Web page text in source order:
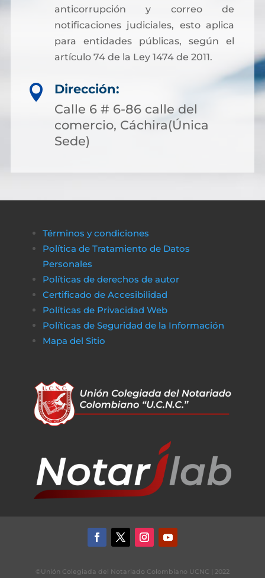
anticorrupción y correo de
notificaciones judiciales, esto aplica
para entidades públicas, según el
artículo 74 de la Ley 1474 de 2011.

Dirección:
Calle 6 # 6-86 calle del
comercio, Cáchira(Única
Sede)
Términos y condiciones
Política de Tratamiento de Datos
Personales
Políticas de derechos de autor
Certificado de Accesibilidad
Políticas de Privacidad Web
Políticas de Seguridad de la Información
Mapa del Sitio
©Unión Colegiada del Notariado Colombiano UCNC | 2022